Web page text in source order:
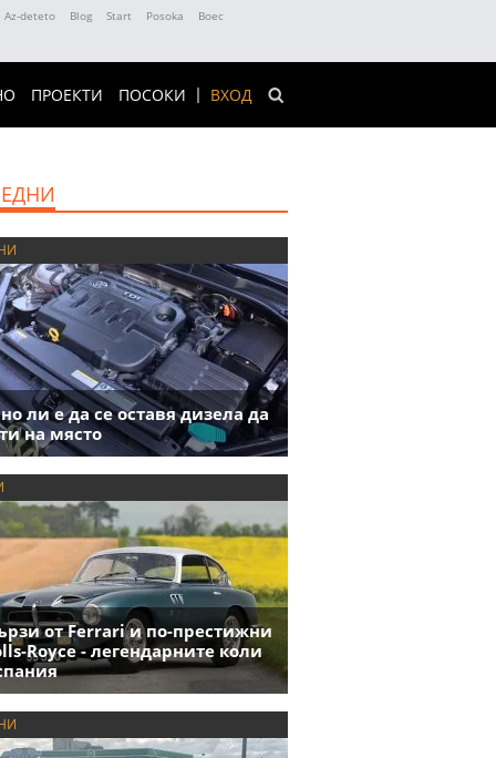
Az-deteto Blog Start Posoka
Boec
ВХОД
ПРОЕКТИ ПОСОКИ
ли е да се оставя дизела да
на място
от Ferrari и по-престижни
Royce - легендарните коли